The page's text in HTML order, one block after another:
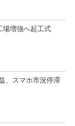
場増強へ起工式
、スマホ市況停滞